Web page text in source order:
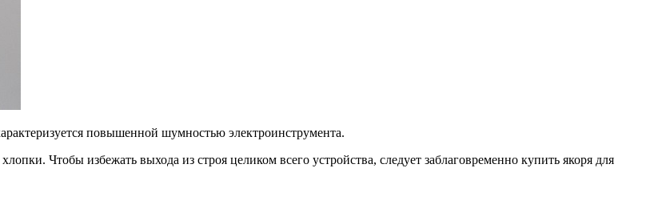
повышенной шумностью электроинструмента.
Чтобы избежать выхода из строя целиком всего устройства, следует заблаговременно купить якоря для